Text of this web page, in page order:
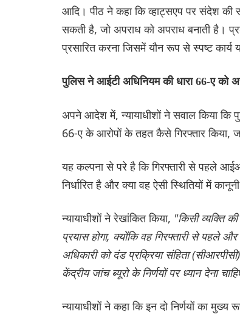
आदि। पीठ ने कहा कि व्हाट्सएप पर संदेश की
सकती है, जो अपराध को अपराध बनाती है।
प्रसारित करना जिसमें यौन रूप से स्पष्ट कार्य
पुलिस ने आईटी अधिनियम की धारा 66-ए को
अपने आदेश में, न्यायाधीशों ने सवाल किया
66-ए के आरोपों के तहत कैसे गिरफ्तार किया,
यह कल्पना से परे है कि गिरफ्तारी से पहले
निर्धारित है और क्या वह ऐसी स्थितियों में
न्यायाधीशों ने रेखांकित किया, "किसी व्यक्ति
प्रयास होगा, क्योंकि वह गिरफ्तारी से पहले
अधिकारी को दंड प्रक्रिया संहिता
केंद्रीय जांच ब्यूरो के निर्णयों पर ध्यान देना
न्यायाधीशों ने कहा कि इन दो निर्णयों का मुख्य